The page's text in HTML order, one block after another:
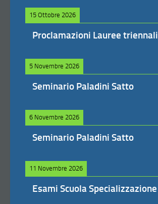
15 Ottobre 2026
Proclamazioni Lauree triennali
5 Novembre 2026
Seminario Paladini Satto
6 Novembre 2026
Seminario Paladini Satto
11 Novembre 2026
Esami Scuola Specializzazione